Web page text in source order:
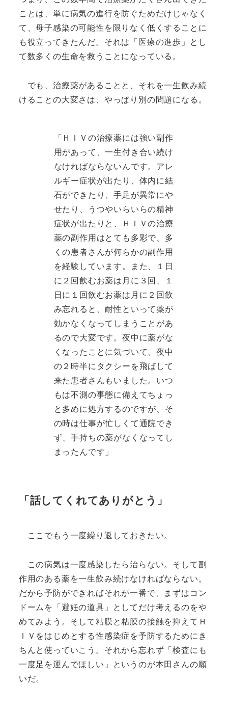
ことは、単に病気の進行を防ぐためだけじゃなく
て、母子感染の可能性を限りなく低くすることに
も役立ってきたんだ。それは「医療の進歩」とし
て数多くの生命を救うことになっている。
でも、治療薬があることと、それを一生飲み続
けることの大変さは、やっぱり別の問題になる。
「ＨＩＶの治療薬には強い副作
用があって、一生付き合い続け
なければならないんです。アレ
ルギー症状が出たり、体内に結
石ができたり、手足が異常にや
せたり、うつやいらいらの精神
症状が出たりと、ＨＩＶの治療
薬の副作用はとても多彩で、多
くの患者さんが何らかの副作用
を経験しています。また、１日
に２回飲むお薬は月に３回、１
日に１回飲むお薬は月に２回飲
み忘れると、耐性といって薬が
効かなくなってしまうことがあ
るので大変です。夜中に薬がな
くなったことに気づいて、夜中
の２時半にタクシーを飛ばして
来た患者さんもいました。いつ
もは不測の事態に備えてちょっ
と多めに処方するのですが、そ
の時は仕事が忙しくて通院でき
ず、手持ちの薬がなくなってし
まったんです」
「話してくれてありがとう」
ここでもう一度繰り返しておきたい。
この病気は一度感染したら治らない。そして副
作用のある薬を一生飲み続けなければならない。
だから予防ができればそれが一番で、まずはコン
ドームを「避妊の道具」としてだけ考えるのをや
めてみよう。そして粘膜と粘膜の接触を抑えてＨ
ＩＶをはじめとする性感染症を予防するためにき
ちんと使っていこう。それから忘れず「検査にも
一度足を運んでほしい」というのが本田さんの願
いだ。